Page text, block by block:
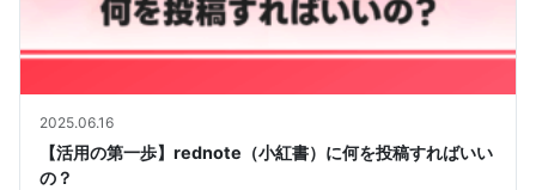
2025.06.16
【活用の第一歩】rednote（小紅書）に何を投稿すればいい
の？